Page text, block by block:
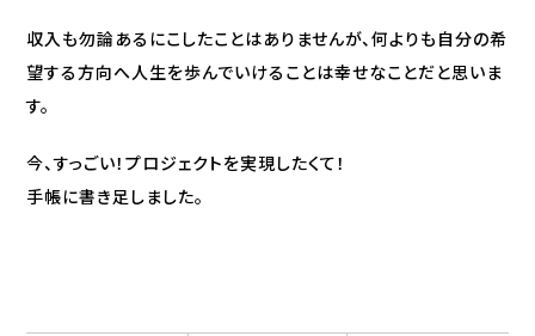
収入も勿論あるにこしたことはありませんが、何よりも自分の希
望する方向へ人生を歩んでいけることは幸せなことだと思いま
す。
今、すっごい！プロジェクトを実現したくて！
手帳に書き足しました。